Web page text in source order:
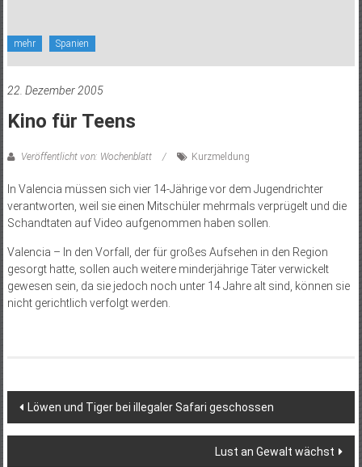
mehr Spanien
22. Dezember 2005
Kino für Teens
Veröffentlicht von: Wochenblatt Kurzmeldung
In Valencia müssen sich vier 14-Jährige vor dem Jugendrichter
verantworten, weil sie einen Mitschüler mehrmals verprügelt und die
Schandtaten auf Video aufgenommen haben sollen.
Valencia – In den Vorfall, der für großes Aufsehen in den Region
gesorgt hatte, sollen auch weitere minderjährige Täter verwickelt
gewesen sein, da sie jedoch noch unter 14 Jahre alt sind, können sie
nicht gerichtlich verfolgt werden.
Beitragsnavigation
Löwen und Tiger bei illegaler Safari geschossen
Lust an Gewalt wächst